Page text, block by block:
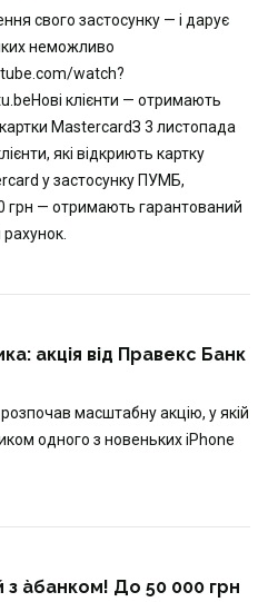
свого застосунку — і дарує
неможливо
watch?
клієнти — отримають
MastercardЗ 3 листопада
які відкриють картку
у застосунку ПУМБ,
грн — отримають гарантований
акція від Правекс Банк
масштабну акцію, у якій
одного з новеньких iPhone
з àбанком! До 50 000 грн